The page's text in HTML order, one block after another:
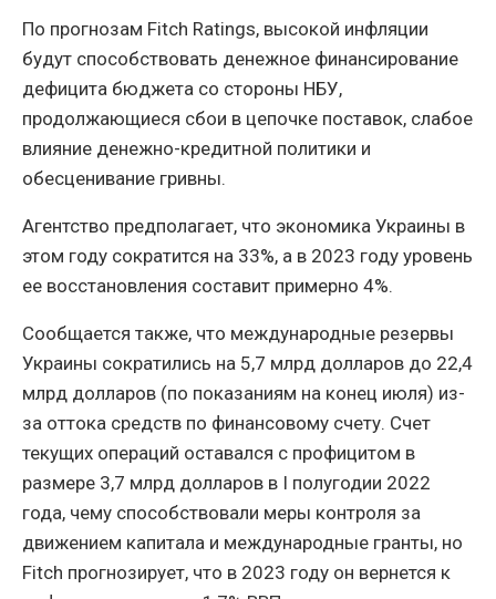
По прогнозам Fitch Ratings, высокой инфляции
будут способствовать денежное финансирование
дефицита бюджета со стороны НБУ,
продолжающиеся сбои в цепочке поставок, слабое
влияние денежно-кредитной политики и
обесценивание гривны.
Агентство предполагает, что экономика Украины в
этом году сократится на 33%, а в 2023 году уровень
ее восстановления составит примерно 4%.
Сообщается также, что международные резервы
Украины сократились на 5,7 млрд долларов до 22,4
млрд долларов (по показаниям на конец июля) из-
за оттока средств по финансовому счету. Счет
текущих операций оставался с профицитом в
размере 3,7 млрд долларов в I полугодии 2022
года, чему способствовали меры контроля за
движением капитала и международные гранты, но
Fitch прогнозирует, что в 2023 году он вернется к